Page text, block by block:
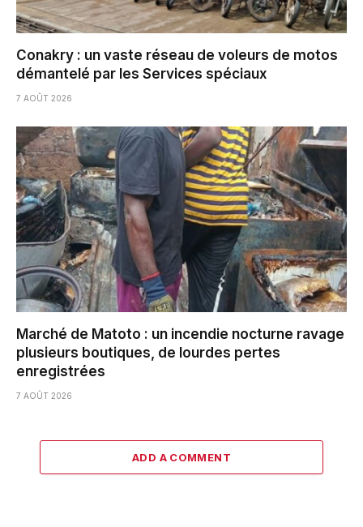
Conakry : un vaste réseau de voleurs de motos
démantelé par les Services spéciaux
7 AOÛT 2026
Marché de Matoto : un incendie nocturne ravage
plusieurs boutiques, de lourdes pertes
enregistrées
7 AOÛT 2026
ADD A COMMENT